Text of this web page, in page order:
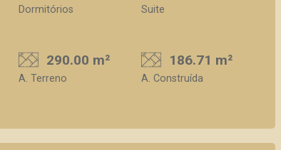
Dormitórios Suite
290.00 m²
A. Terreno
186.71 m²
A. Construída